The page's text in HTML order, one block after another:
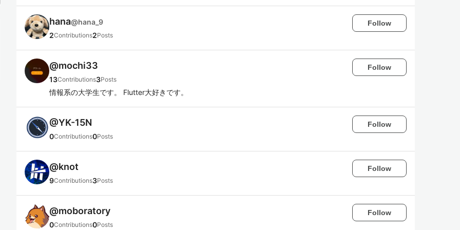
hana@hana_9
2Contributions2Posts
Follow
@mochi33
13Contributions3Posts
情報系の大学生です。 Flutter大好きです。
Follow
@YK-15N
0Contributions0Posts
Follow
@knot
9Contributions3Posts
Follow
@moboratory
0Contributions0Posts
Follow